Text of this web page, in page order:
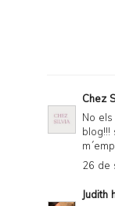
Chez
No
blog!!!
26 de
Judith